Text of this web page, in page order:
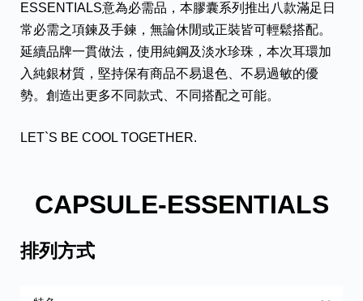
ESSENTIALS意為必需品，本膠囊系列推出八款滿足日
常必需之項鍊及手鍊，無論休閒或正裝皆可輕鬆搭配。
延續品牌一貫做法，使用純鋼及淡水珍珠，本次耳環加
入純銀材質，堅持保有商品不易退色、不易過敏的優
勢。創造出更多不同款式、不同搭配之可能。
LET`S BE COOL TOGETHER.
CAPSULE-ESSENTIALS
排列方式